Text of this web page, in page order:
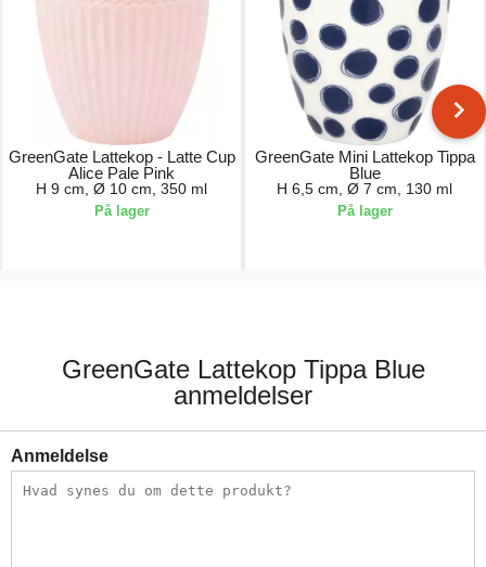
GreenGate Lattekop - Latte Cup
Alice Pale Pink
H 9 cm, Ø 10 cm, 350 ml
På lager
GreenGate Mini Lattekop Tippa
Blue
H 6,5 cm, Ø 7 cm, 130 ml
På lager
GreenGate Lattekop Tippa Blue
anmeldelser
Anmeldelse